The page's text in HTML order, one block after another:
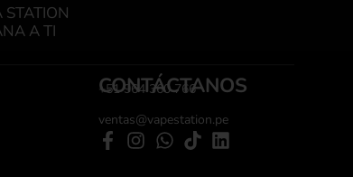
STATION
A TI
CONTÁCTANOS
+51 964 360 766
ventas@vapestation.pe